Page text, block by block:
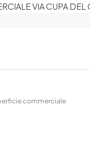
commerciale